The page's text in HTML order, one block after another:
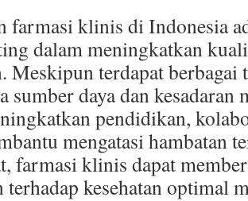
farmasi klinis di Indonesia
dalam meningkatkan
Meskipun terdapat berbagai
sumber daya dan kesadaran
pendidikan,
mengatasi hambatan
farmasi klinis dapat
kesehatan optimal